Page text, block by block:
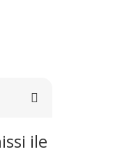
ile